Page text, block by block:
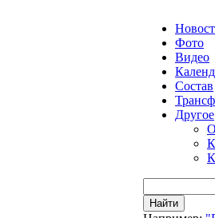
Фото
Видео
Состав
Другое
Найти